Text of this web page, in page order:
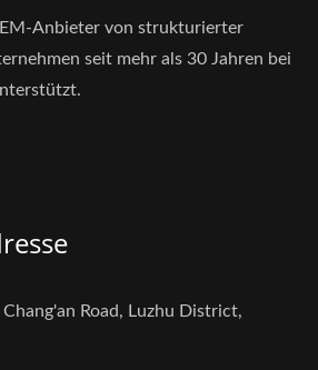
Anbieter von strukturierter
seit mehr als 30 Jahren bei
Road, Luzhu District,